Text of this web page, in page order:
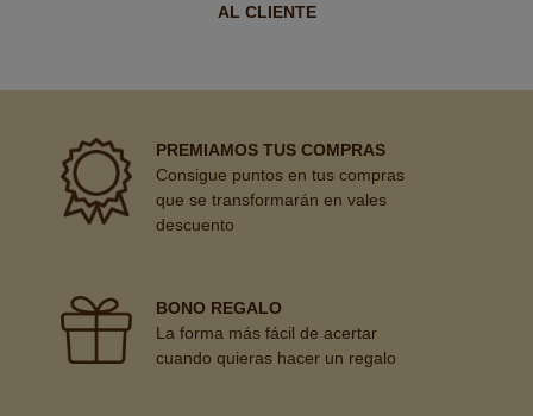
AL CLIENTE
PREMIAMOS TUS COMPRAS
Consigue puntos en tus compras
que se transformarán en vales
descuento
BONO REGALO
La forma más fácil de acertar
cuando quieras hacer un regalo